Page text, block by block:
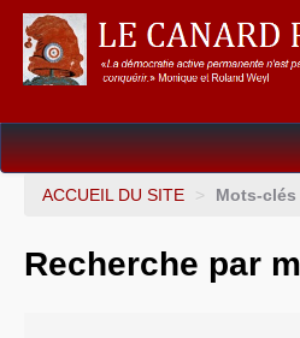
Dossiers
ACCUEIL DU SITE > Mots-clés
Recherche par